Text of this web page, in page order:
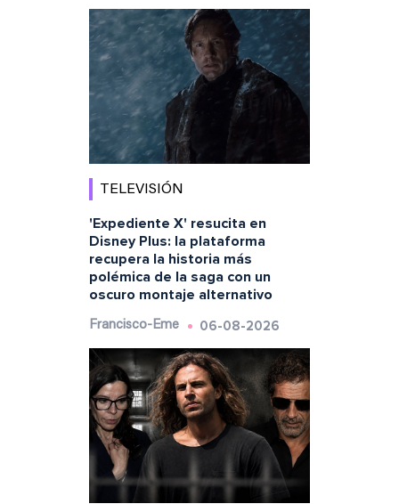
TELEVISIÓN
'Expediente X' resucita en
Disney Plus: la plataforma
recupera la historia más
polémica de la saga con un
oscuro montaje alternativo
Francisco-Eme 06-08-2026